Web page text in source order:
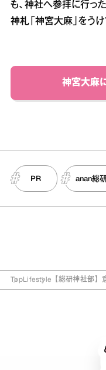
も、神社へ参拝に行っ
神札「神宮大麻」をう
神宮大麻
PR anan総
Top Lifestyle 【総研神社部】